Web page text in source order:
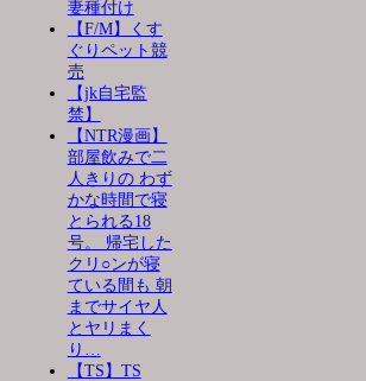
妻種付け
【F/M】くす
ぐりペット競
売
【jk自宅監
禁】
【NTR漫画】
部屋飲みで二
人きりの わず
かな時間で寝
とられる18
号。 帰宅した
クリ○ンが寝
ている間も 朝
までサイヤ人
とヤリまく
り…
【TS】TS